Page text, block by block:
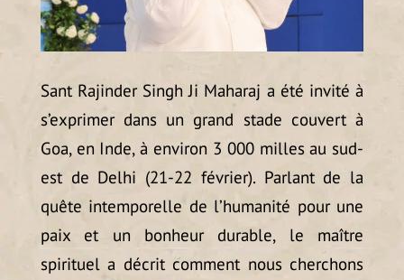
Sant Rajinder Singh Ji Maharaj a été invité à
s’exprimer dans un grand stade couvert à
Goa, en Inde, à environ 3 000 milles au sud-
est de Delhi (21-22 février). Parlant de la
quête intemporelle de l’humanité pour une
paix et un bonheur durable, le maître
spirituel a décrit comment nous cherchons